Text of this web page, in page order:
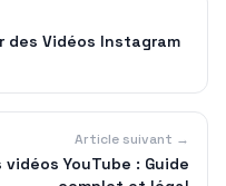
des Vidéos Instagram
Article suivant →
YouTube : Guide